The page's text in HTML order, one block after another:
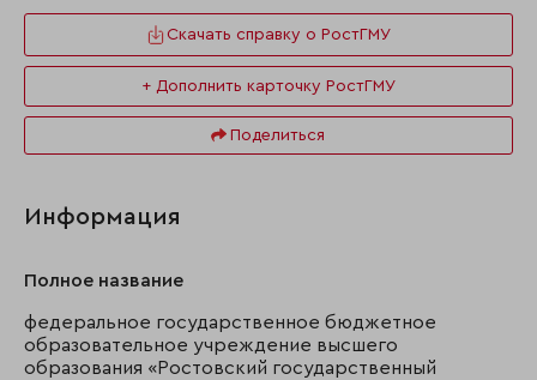
Скачать справку о РостГМУ
+ Дополнить карточку РостГМУ
Поделиться
Информация
Полное название
федеральное государственное бюджетное
образовательное учреждение высшего
образования «Ростовский государственный